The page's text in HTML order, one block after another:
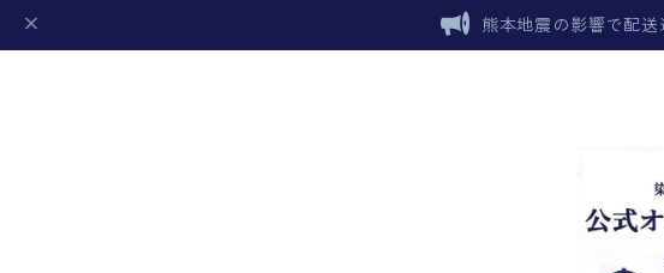
熊本地震の影響で配